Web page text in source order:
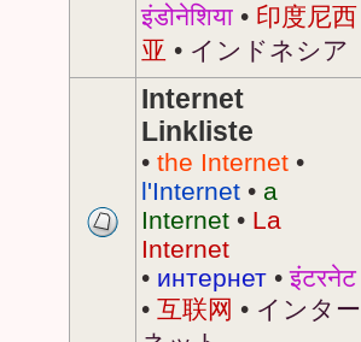
इंडोनेशिया • 印度尼西
亚 • インドネシア
Internet
Linkliste
• the Internet •
l'Internet • a
Internet • La
Internet
• интернет •इंटरनेट
• 互联网 • インター